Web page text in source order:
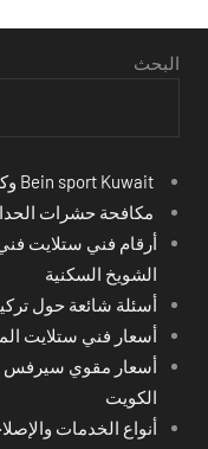
البحث
مكافحة حشرات
أرقام فني ستلايت
الشويخ السكنية
أسئلة شائعة حول
أسعار فني ستلايت
أسعار مقوي سيرفس
الكويت
أنواع الخدمات